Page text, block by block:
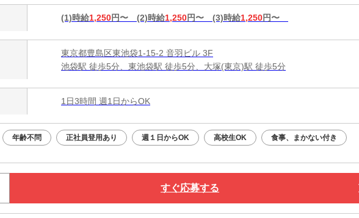
(1)時給1,250円〜 (2)時給1,250円〜 (3)時給1,250円〜
東京都豊島区東池袋1-15-2 音羽ビル 3F
池袋駅 徒歩5分、東池袋駅 徒歩5分、大塚(東京)駅 徒歩5分
1日3時間 週1日からOK
年齢不問 正社員登用あり 週１日からOK 高校生OK 食事、まかない付き
すぐ応募する